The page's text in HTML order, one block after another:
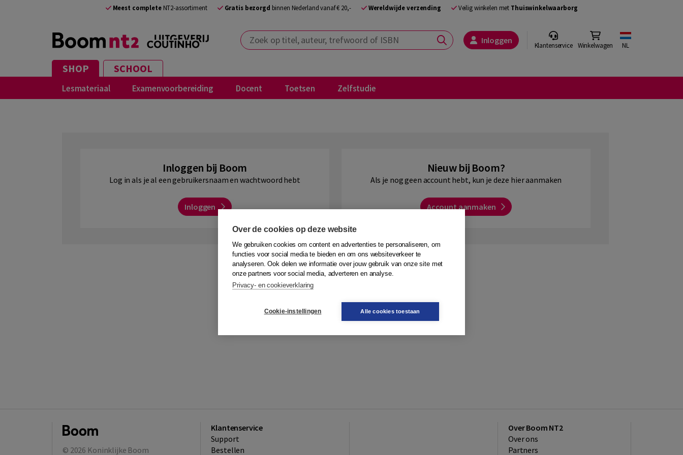
Meest completeNT2-assortiment Gratis bezorgd binnen Nederland vanaf € 20,- Wereldwijde verzending Veilig winkelen met Thuiswinkelwaarborg
Zoek op titel, auteur, trefwoord of ISBN Inloggen Klantenservice Winkelwagen NL
SHOP SCHOOL
Lesmateriaal Examenvoorbereiding Docent Toetsen Zelfstudie
Inloggen bij Boom
Log in als je al een gebruikersnaam en wachtwoord hebt
Inloggen
Nieuw bij Boom?
Als je nog geen account hebt, kun je deze hier aanmaken
Account aanmaken
© 2026 Koninklijke Boom
Klantenservice
Support
Bestellen
Over Boom NT2
Over ons
Partners
Over de cookies op deze website
We gebruiken cookies om content en advertenties te personaliseren, om
functies voor social media te bieden en om ons websiteverkeer te
analyseren. Ook delen we informatie over jouw gebruik van onze site met
onze partners voor social media, adverteren en analyse.
Privacy- en cookieverklaring
Cookie-instellingen Alle cookies toestaan